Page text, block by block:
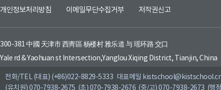
개인정보처리방침 이메일무단수집거부 저작권신고
300-381 中國 天津市 西靑區 杨楼村 雅乐道 与 瑶环路 交口
Yale rd & Yaohuan st Intersection,Yanglou Xiqing District, Tianjin, China
전화/TEL (대표) (+86)022-8829-5333 대표메일
(유치원) 070-7938-2675 (초) 070-7938-2676 (중/고) 070-7938-2673 (행